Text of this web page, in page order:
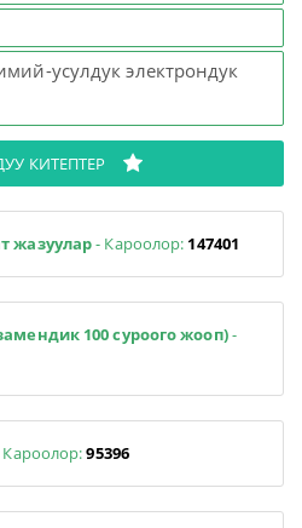
усулдук электрондук
КИТЕПТЕР
жазуулар- Кароолор: 147401
100 суроого жооп)-
Кароолор:95396